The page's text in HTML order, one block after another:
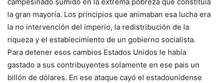
la gran mayoría. Los principios que animaban esa lucha era
la no intervención del imperio, la redistribución de la
riqueza y el establecimiento de un gobierno socialista.
Para detener esos cambios Estados Unidos le había
gastado a sus contribuyentes solamente en ese pais un
billón de dólares. En ese ataque cayó el estadounidense